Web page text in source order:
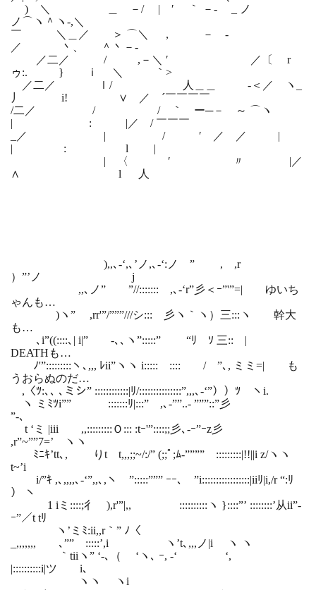
) ＼ ＿ －/ | ′ ｀ －- _ ノ
ノ⌒ヽ＾ヽ‐,＼
￣ ＼＿／ ＞ ⌒＼ , － -
／ 丶、 ＾丶－-
／二／ / ,－＼ ′ ／〔 r
ゥ:. } ｉ ＼ ｀>
／二／ ｌ/ 人＿＿ -＜／ ヽ_
丿 i! ∨ ／ ´￣￣￣￣
/二／ / / ｀ ー─－ ～ ⌒ヽ
| : |／ / ￣￣￣
_／ | / ′ ／ ／ |
| : l |
| 〈 ′ 〃 |／
∧ l 人
),,､-‘,､’ノ,､-‘:ノ ” , ,r
）”’ノ j
,,､ノ” ”//:::::::ゝ,､-‘r”彡＜ｰ”'”=| ゆいち
ゃんも…
)ヽ” ,rr'”/”””///シ::: 彡ヽ｀ヽ）三:::ヽ 幹大
も…
､i”((::::､| i|” -､､ヽ”:::::” “ﾘ ｿ 三:: |
DEATHも…
ﾉ'”:::::::::ヽ､,,, ﾚii”ヽヽ i::::: :::: / ”､, ミミ=| も
うおらぬのだ…
,〈ﾂ:､､ ､ミシ” ::::::::::::|ﾘ/:::::::::::::::”,,,､-‘”））ﾂ ヽi.
ヽ ミﾐﾂi”” :::::::ﾘ|:::” ,､-””..- ”””::”彡
”-､
t ‘ミ |iii ,,:::::::::Ｏ::: :tｰ'”::::;;彡､-ｰ”ｰz彡
,r”~””7=’ ヽヽ
ﾐﾆｷ’tt､, りt t,,,;;~/:/” (;;ﾟ;ﾑ-”””” :::::::::|!!||i z/ヽヽ
t~’i
i/”ｷ ,､,,,,､-‘”,,､,ヽ ”:::::””” ｰｰ､ ”i:::::::::::::::::|iiﾘ|i,/r “:ﾘ
） ヽ
ゝ1 iミ::::;彳ゝ),r'”|,, ::::::::::ヽ }::::”’ ::::::::’从ii”-
ｰ”／t tﾘ
ヽ’ミﾐ:ii,,r｀” ﾉ〈
_,,,,,,, ､”” :::::’,i ヽ’t､,,,ノ|i ヽ ヽ
｀tiiヽ” ‘-､（ ‘ヽ､ ｰ, -‘ ‘,
|::::::::::i|ツ i､
ヽヽ ヽi